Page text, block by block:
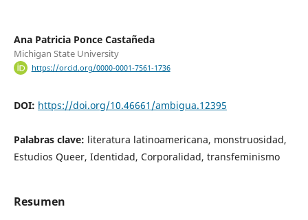
Ana Patricia Ponce Castañeda
Michigan State University
https://orcid.org/0000-0001-7561-1736
DOI: https://doi.org/10.46661/ambigua.12395
Palabras clave: literatura latinoamericana, monstruosidad,
Estudios Queer, Identidad, Corporalidad, transfeminismo
Resumen